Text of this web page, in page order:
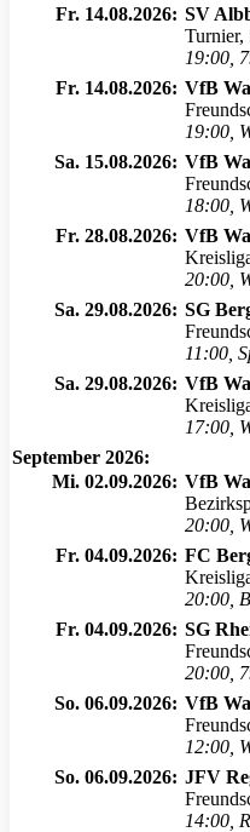
Fr. 14.08.2026: SV
Turnier,
19:00
Fr. 14.08.2026: VfB
19:00
Sa. 15.08.2026: VfB
18:00
Fr. 28.08.2026: VfB
20:00
Sa. 29.08.2026: SG
11:00
Sa. 29.08.2026: VfB
17:00
September 2026:
Mi. 02.09.2026: VfB
20:00
Fr. 04.09.2026: FC
20:00
Fr. 04.09.2026: SG
20:00
So. 06.09.2026: VfB
12:00
So. 06.09.2026: JFV
14:00